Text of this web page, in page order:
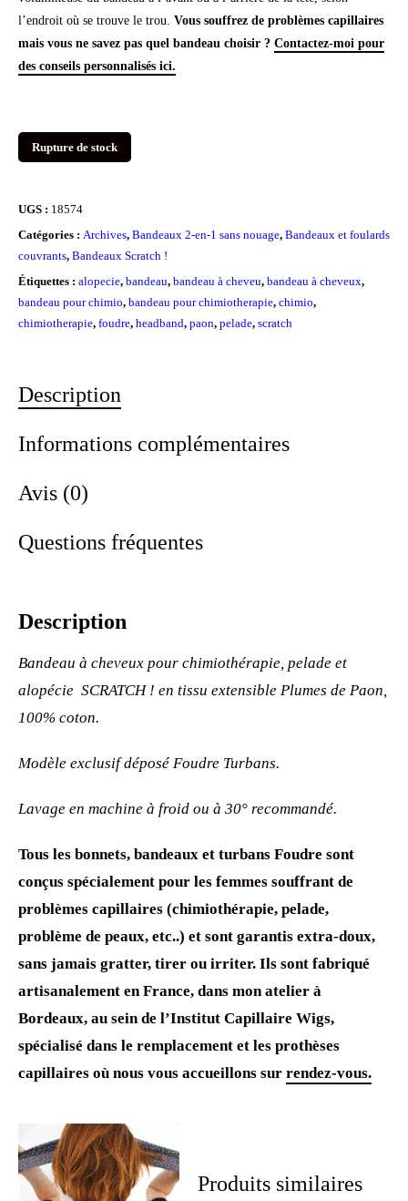
l’endroit où se trouve le trou. Vous souffrez de problèmes capillaires
mais vous ne savez pas quel bandeau choisir ? Contactez-moi pour
des conseils personnalisés ici.
Rupture de stock
UGS : 18574
Catégories : Archives, Bandeaux 2-en-1 sans nouage, Bandeaux et foulards
couvrants, Bandeaux Scratch !
Étiquettes : alopecie, bandeau, bandeau à cheveu, bandeau à cheveux,
bandeau pour chimio, bandeau pour chimiotherapie, chimio,
chimiotherapie, foudre, headband, paon, pelade, scratch
Description
Informations complémentaires
Avis (0)
Questions fréquentes
Description
Bandeau à cheveux pour chimiothérapie, pelade et
alopécie SCRATCH ! en tissu extensible Plumes de Paon,
100% coton.
Modèle exclusif déposé Foudre Turbans.
Lavage en machine à froid ou à 30° recommandé.
Tous les bonnets, bandeaux et turbans Foudre sont
conçus spécialement pour les femmes souffrant de
problèmes capillaires (chimiothérapie, pelade,
problème de peaux, etc..) et sont garantis extra-doux,
sans jamais gratter, tirer ou irriter. Ils sont fabriqué
artisanalement en France, dans mon atelier à
Bordeaux, au sein de l’Institut Capillaire Wigs,
spécialisé dans le remplacement et les prothèses
capillaires où nous vous accueillons sur rendez-vous.
Produits similaires